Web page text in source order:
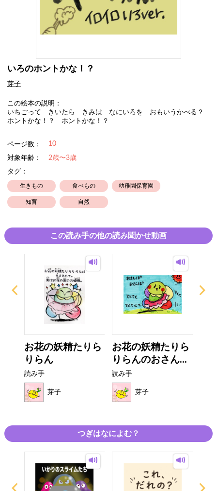
いろのホントかな！？
芽子
この絵本の説明：
いちごって きいたら きみは なにいろを おもいうかべる？
ホントかな！？ ホントかな！？
ページ数： 10
対象年齢：
2歳〜3歳
タグ：
生きもの 食べもの 幼稚園保育園
知育 自然
この読み手の他の読み聞かせ動画
お花の妖精たりら
りらん
読み手
芽子
お花の妖精たりら
りらんのおさん...
読み手
芽子
つぎはなによむ？